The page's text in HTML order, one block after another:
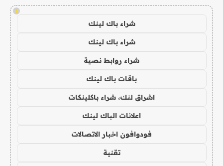
!
شراء باك لينك
شراء باك لينك
شراء روابط نصية
باقات باك لينك
اشراق لنك، شراء باكلينكات
اعلانات الباك لينك
فودوافون اخبار الاتصالات
تقنية